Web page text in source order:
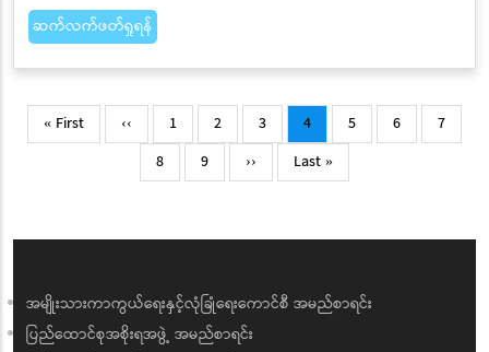
ဆက်လက်ဖတ်ရှုရန်
Pagination
First
page
« First
Previous
page
‹‹ Page
1 Page
2 Page
3
Current
page
4 Page
5 Page
6 Page
7
Page
8 Page
9
Next
page
››
Last
page
Last »
အမျိုးသားကာကွယ်ရေးနှင့်လုံခြုံရေးကောင်စီ အမည်စာရင်း
ပြည်ထောင်စုအစိုးရအဖွဲ့ အမည်စာရင်း